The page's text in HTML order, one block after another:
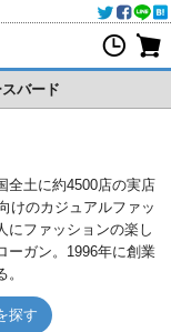
スバード
全土に約4500店の実店
けのカジュアルファッ
にファッションの楽し
ーガン。1996年に創業
探す